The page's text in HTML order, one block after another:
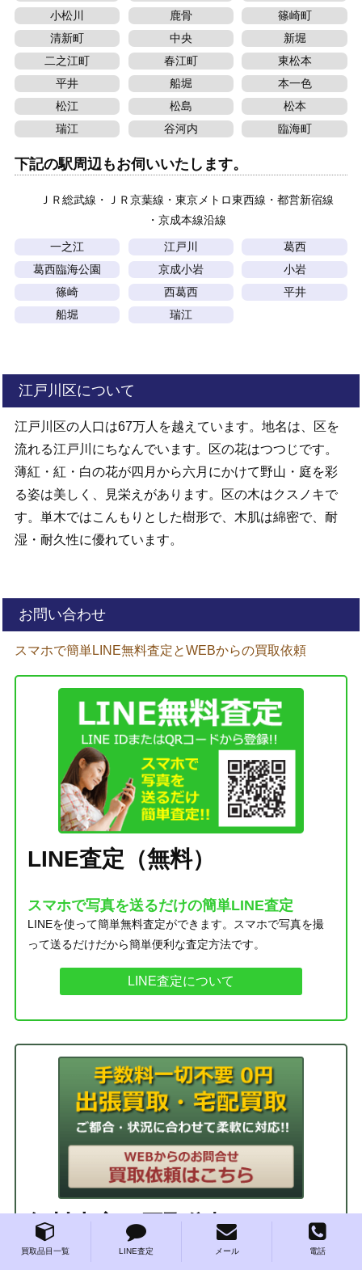
買取品目一覧 LINE査定 メール 電話
小松川
鹿骨
篠崎町
清新町
中央
新堀
二之江町
春江町
東松本
平井
船堀
本一色
松江
松島
松本
瑞江
谷河内 臨海町
下記の駅周辺もお伺いいたします。
ＪＲ総武線 ＪＲ京葉線 東京メトロ東西線
都営新宿線
京成本線沿線
一之江 江戸川
葛西
葛西臨海公園
京成小岩
小岩
篠崎
西葛西
平井
船堀
瑞江
江戸川区について
江戸川区の人口は67万人を越えています。地名は、区を
流れる江戸川にちなんでいます。区の花はつつじです。
薄紅・紅・白の花が四月から六月にかけて野山・庭を彩
る姿は美しく、見栄えがあります。区の木はクスノキで
す。単木ではこんもりとした樹形で、木肌は綿密で、耐
湿・耐久性に優れています。
お問い合わせ
スマホで簡単LINE無料査定とWEBからの買取依頼
LINE査定（無料）
スマホで写真を送るだけの簡単LINE査定
LINEを使って簡単無料査定ができます。スマホで写真を撮
って送るだけだから簡単便利な査定方法です。
LINE査定について
無料査定・買取依頼